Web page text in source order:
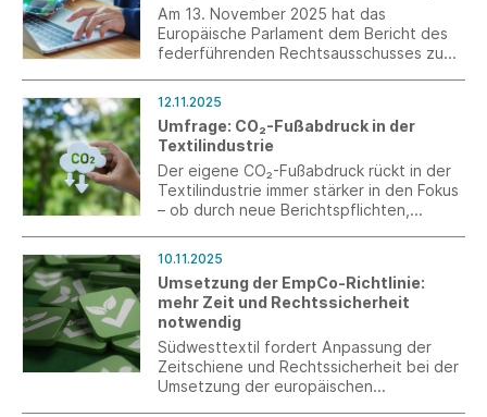
Am 13. November 2025 hat das
Europäische Parlament dem Bericht des
federführenden Rechtsausschusses zum
begonnen.
12.11.2025
Umfrage: CO₂-Fußabdruck in der
Textilindustrie
Der eigene CO₂-Fußabdruck rückt in der
Textilindustrie immer stärker in den Fokus
– ob durch neue Berichtspflichten,
unserer Kurzumfrage möchten wir
herausfinden, wie unsere
Mitgliedsunternehmen mit dem Thema
aktuell umgehen, welche Erfahrungen sie
dabei gesammelt haben und wo der
größte Bedarf an Unterstützung gesehen
wird.
10.11.2025
Umsetzung der EmpCo-Richtlinie:
mehr Zeit und Rechtssicherheit
notwendig
Südwesttextil fordert Anpassung der
Zeitschiene und Rechtssicherheit bei der
Umsetzung der europäischen